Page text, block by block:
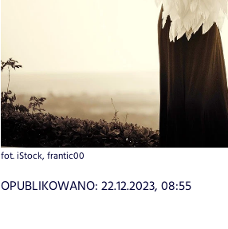
fot. iStock, frantic00
OPUBLIKOWANO: 22.12.2023, 08:55